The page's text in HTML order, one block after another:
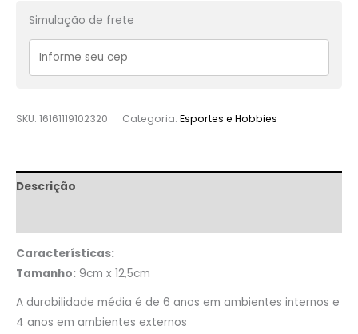
Simulação de frete
SKU: 16161119102320 Categoria: Esportes e Hobbies
Descrição
Características:
Tamanho: 9cm x 12,5cm
A durabilidade média é de 6 anos em ambientes internos e
4 anos em ambientes externos